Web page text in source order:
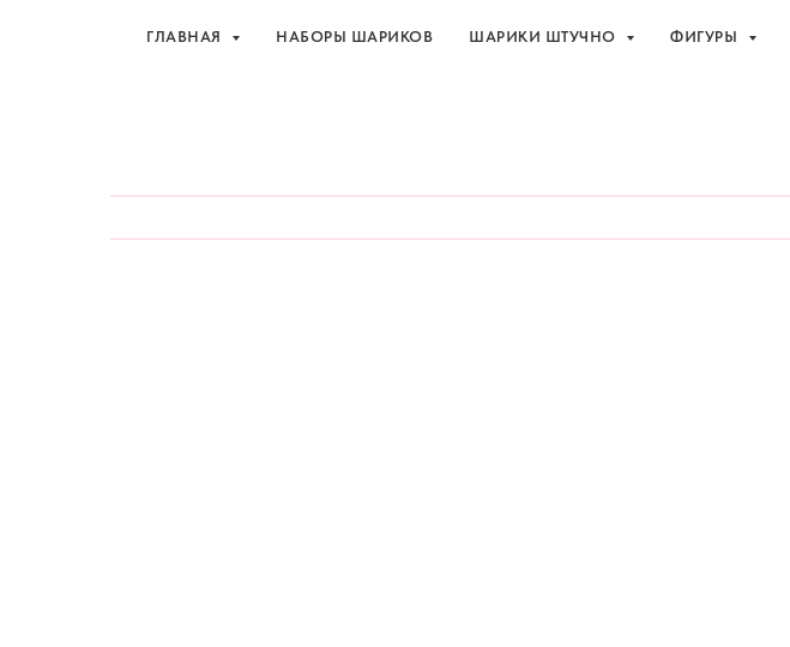
ГЛАВНАЯ НАБОРЫ ШАРИКОВ ШАРИКИ ШТУЧНО ФИГУРЫ
ГЛАВНАЯ НАБОРЫ ШАРИКОВ ШАРИКИ ШТУЧНО ФИГУРЫ